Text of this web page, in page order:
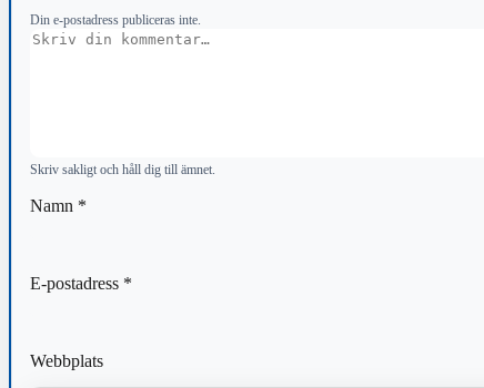
Din e-postadress publiceras inte.
Kommentar
Skriv sakligt och håll dig till ämnet.
Namn *
E-postadress *
Webbplats